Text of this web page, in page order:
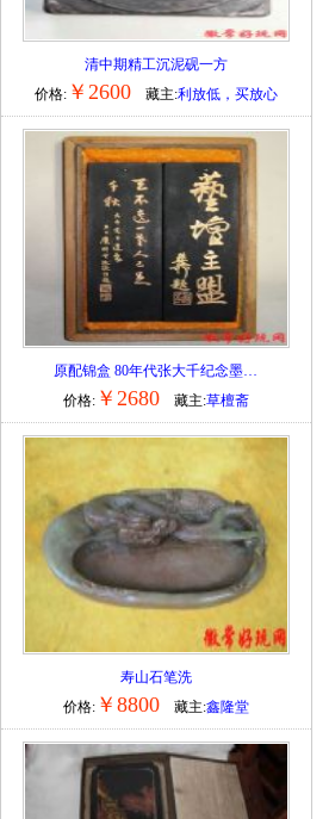
清中期精工沉泥砚一方
价格: ￥2600 藏主:利放低，买放心
原配锦盒 80年代张大千纪念墨…
价格: ￥2680 藏主:草檀斋
寿山石笔洗
价格: ￥8800 藏主:鑫隆堂